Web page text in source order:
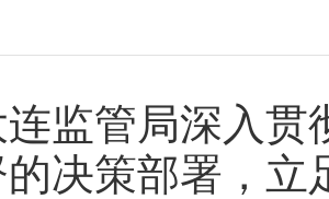
管局深入贯彻
决策部署，立